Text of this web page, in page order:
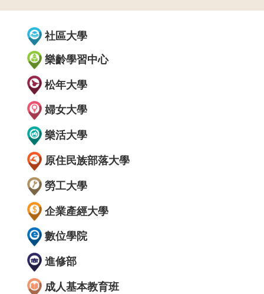
社區大學
樂齡學習中心
松年大學
婦女大學
樂活大學
原住民族部落大學
勞工大學
企業產經大學
數位學院
進修部
成人基本教育班